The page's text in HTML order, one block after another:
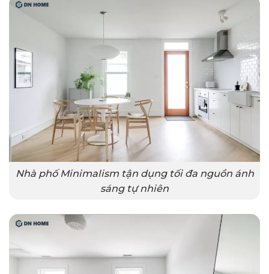
Nhà phố Minimalism tận dụng tối đa nguồn ánh
sáng tự nhiên